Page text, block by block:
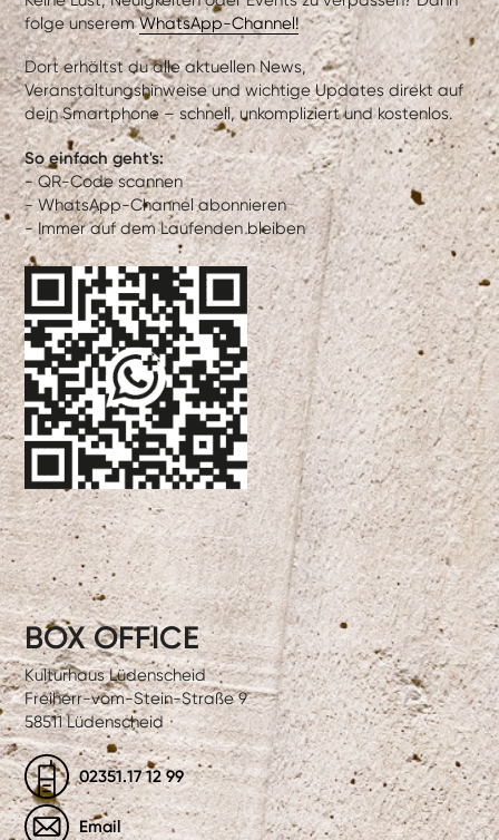
folge unseremWhatsApp-Channel!
Dort erhältst du alle aktuellen News,
Veranstaltungshinweise und wichtige Updates direkt auf
dein Smartphone – schnell, unkompliziert und kostenlos.
So einfach geht's:
- QR-Code scannen
- WhatsApp-Channel abonnieren
- Immer auf dem Laufenden bleiben
BOX OFFICE
Kulturhaus Lüdenscheid
Freiherr-vom-Stein-Straße 9
58511 Lüdenscheid
02351.17 12 99
Email